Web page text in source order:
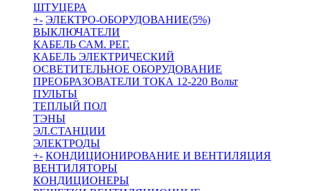
ШТУЦЕРА
+- ЭЛЕКТРО-ОБОРУДОВАНИЕ(5%)
ВЫКЛЮЧАТЕЛИ
КАБЕЛЬ САМ. РЕГ.
КАБЕЛЬ ЭЛЕКТРИЧЕСКИЙ
ОСВЕТИТЕЛЬНОЕ ОБОРУДОВАНИЕ
ПРЕОБРАЗОВАТЕЛИ ТОКА 12-220 Вольт
ПУЛЬТЫ
ТЕПЛЫЙ ПОЛ
ТЭНЫ
ЭЛ.СТАНЦИИ
ЭЛЕКТРОДЫ
+- КОНДИЦИОНИРОВАНИЕ И ВЕНТИЛЯЦИЯ
ВЕНТИЛЯТОРЫ
КОНДИЦИОНЕРЫ